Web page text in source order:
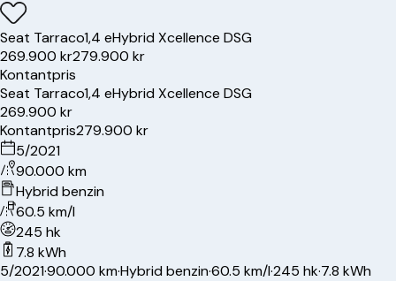
Seat Tarraco1,4 eHybrid Xcellence DSG
269.900 kr279.900 kr
Kontantpris
Seat Tarraco1,4 eHybrid Xcellence DSG
269.900 kr
Kontantpris279.900 kr
5/2021
90.000 km
Hybrid benzin
60.5 km/l
245 hk
7.8 kWh
5/2021·90.000 km·Hybrid benzin·60.5 km/l·245 hk·7.8 kWh